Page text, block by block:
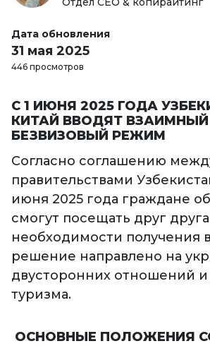
Дата обновления
31 мая 2025
446 просмотров
С 1 ИЮНЯ 2025 ГОДА
КИТАЙ ВВОДЯТ ВЗАИМНЫЙ
БЕЗВИЗОВЫЙ РЕЖИМ
Согласно соглашению
правительствами
июня 2025 года граждане
смогут посещать друг
необходимости получения
решение направлено на
двусторонних отношений и
туризма.
ОСНОВНЫЕ ПОЛОЖЕНИЯ